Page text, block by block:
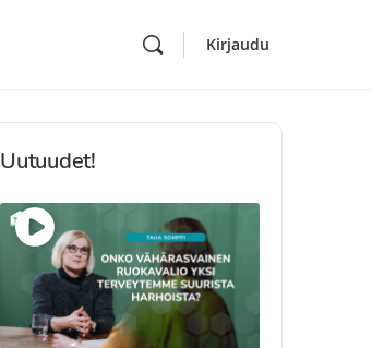
Kirjaudu
Uutuudet!